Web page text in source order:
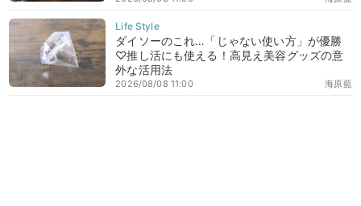
ダイソーのこれ…「じゃない使い方」が優勝
♡推し活にも使える！高見え美容グッズの意
外な活用法
海原藍
2026/08/08 11:00